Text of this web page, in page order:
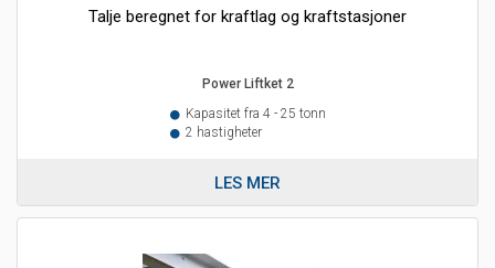
Talje beregnet for kraftlag og kraftstasjoner
Power Liftket 2
Kapasitet fra 4 - 25 tonn
2 hastigheter
LES MER